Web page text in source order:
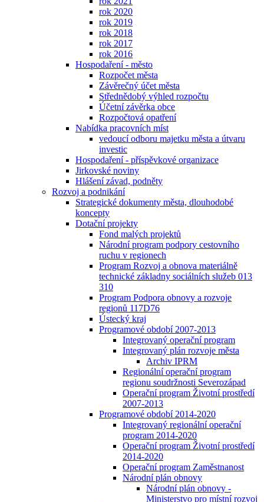
rok 2020
rok 2019
rok 2018
rok 2017
rok 2016
Hospodaření - město
Rozpočet města
Závěrečný účet města
Střednědobý výhled rozpočtu
Účetní závěrka obce
Rozpočtová opatření
Nabídka pracovních míst
vedoucí odboru majetku města a útvaru
investic
Hospodaření - příspěvkové organizace
Jirkovské noviny
Hlášení závad, podněty
Rozvoj a podnikání
Strategické dokumenty města, dlouhodobé
koncepty
Dotační projekty
Fond malých projektů
Národní program podpory cestovního
ruchu v regionech
Program Rozvoj a obnova materiálně
technické základny sociálních služeb 013
310
Program Podpora obnovy a rozvoje
regionů 117D76
Ústecký kraj
Programové období 2007-2013
Integrovaný operační program
Integrovaný plán rozvoje města
Archiv IPRM
Regionální operační program
regionu soudržnosti Severozápad
Operační program Životní prostředí
2007-2013
Programové období 2014-2020
Integrovaný regionální operační
program 2014-2020
Operační program Životní prostředí
2014-2020
Operační program Zaměstnanost
Národní plán obnovy
Národní plán obnovy -
Ministerstvo pro místní rozvoj